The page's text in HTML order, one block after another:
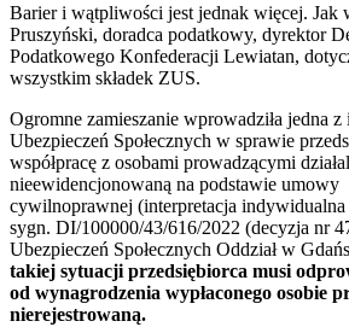
Barier i wątpliwości jest jednak więcej. Jak
Pruszyński, doradca podatkowy, dyrektor
Podatkowego Konfederacji Lewiatan,
wszystkim składek ZUS.
Ogromne zamieszanie wprowadziła jedna z
Ubezpieczeń Społecznych w sprawie
współpracę z osobami prowadzącymi
nieewidencjonowaną na podstawie umowy
cywilnoprawnej (interpretacja indywidualna
sygn. DI/100000/43/616/2022 (decyzja nr
Ubezpieczeń Społecznych Oddział w
takiej sytuacji przedsiębiorca musi
od wynagrodzenia wypłaconego osobie
nierejestrowaną.